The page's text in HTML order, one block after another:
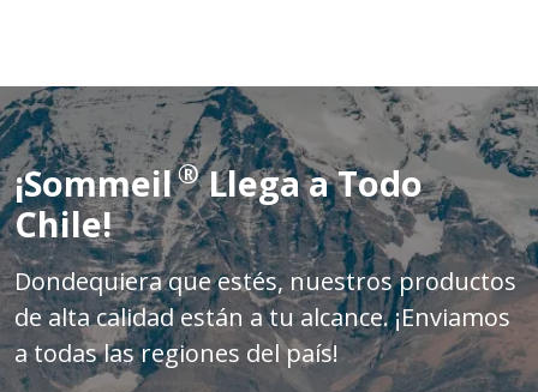
¡Sommeil®Llega a Todo
Chile!
Dondequiera que estés, nuestros productos
de alta calidad están a tu alcance. ¡Enviamos
a todas las regiones del país!